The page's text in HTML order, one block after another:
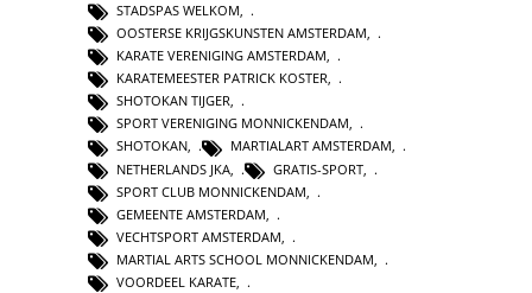
STADSPAS WELKOM,
OOSTERSE KRIJGSKUNSTEN AMSTERDAM,
KARATE VERENIGING AMSTERDAM,
KARATEMEESTER PATRICK KOSTER,
SHOTOKAN TIJGER,
SPORT VERENIGING MONNICKENDAM,
SHOTOKAN, MARTIALART AMSTERDAM,
NETHERLANDS JKA
GRATIS-SPORT
SPORT CLUB MONNICKENDAM
GEMEENTE AMSTERDAM
VECHTSPORT AMSTERDAM
MARTIAL ARTS SCHOOL MONNICKENDAM
VOORDEEL KARATE